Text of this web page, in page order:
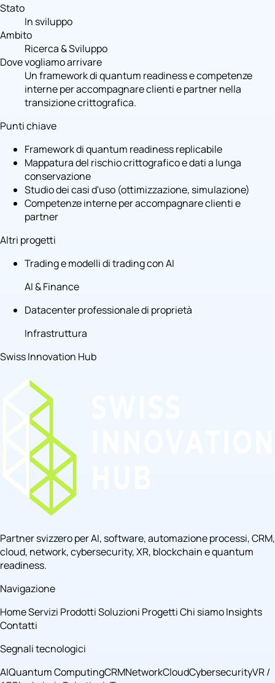
Stato
In sviluppo
Ambito
Ricerca & Sviluppo
Dove vogliamo arrivare
Un framework di quantum readiness e competenze
interne per accompagnare clienti e partner nella
transizione crittografica.
Punti chiave
Framework di quantum readiness replicabile
Mappatura del rischio crittografico e dati a lunga
conservazione
Studio dei casi d'uso (ottimizzazione, simulazione)
Competenze interne per accompagnare clienti e
partner
Altri progetti
Trading e modelli di trading con AI
AI & Finance
Datacenter professionale di proprietà
Infrastruttura
Swiss Innovation Hub
Partner svizzero per AI, software, automazione processi, CRM,
cloud, network, cybersecurity, XR, blockchain e quantum
readiness.
Navigazione
HomeServizi ProdottiSoluzioni ProgettiChi siamoInsights
Contatti
Segnali tecnologici
AIQuantum ComputingCRMNetworkCloudCybersecurityVR /